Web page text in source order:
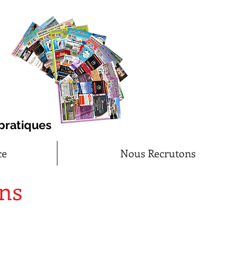
Nous Recrutons